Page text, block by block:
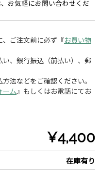
お気軽にお問い合わせくだ
ご注文前に必ず『お買い物
、銀行振込（前払い）、郵
法などをご確認ください。
ーム 』もしくはお電話にてお
¥4,400
在庫有り